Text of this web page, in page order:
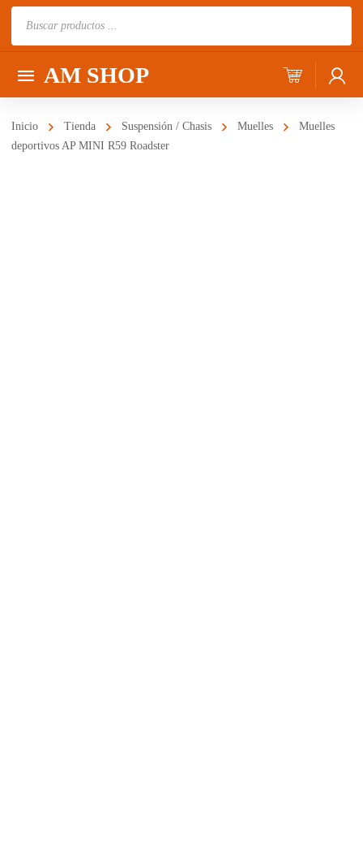
AM SHOP
Inicio Tienda Suspensión / Chasis Muelles
Muelles
deportivos AP MINI R59 Roadster